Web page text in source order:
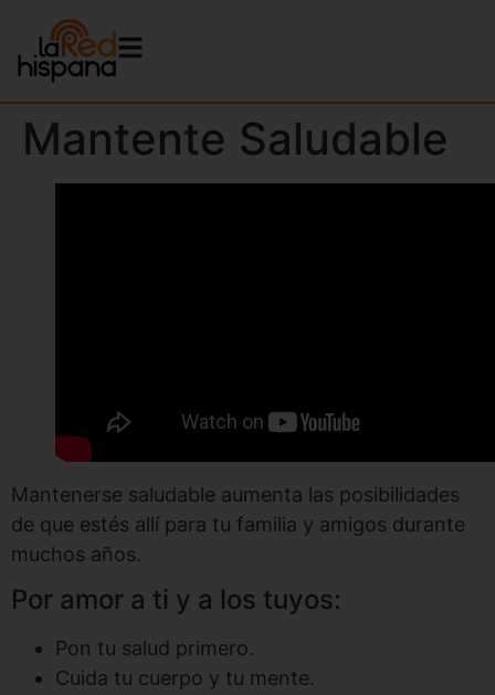
Mantente Saludable
Mantenerse saludable aumenta las posibilidades
de que estés allí para tu familia y amigos durante
muchos años.
Por amor a ti y a los tuyos:
Pon tu salud primero.
Cuida tu cuerpo y tu mente.